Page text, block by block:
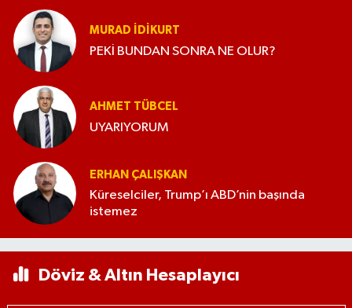
MURAD İDIKURT
PEKİ BUNDAN SONRA NE OLUR?
AHMET TÜBCEL
UYARIYORUM
ERHAN ÇALIŞKAN
Küreselciler, Trump’ı ABD’nin başında
istemez
Döviz & Altın Hesaplayıcı